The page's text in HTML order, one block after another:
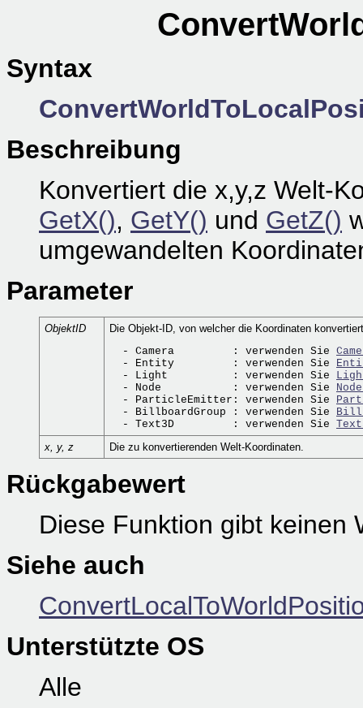
Syntax
Beschreibung
Konvertiert die x,y,z Welt-
GetX(), GetY() und GetZ()
umgewandelten
Parameter
ObjektID
Die Objekt-ID, von welcher die Koordinaten
  - Camera         : verwenden Sie
  - Entity         : verwenden Sie
  - Light          : verwenden Sie
  - Node           : verwenden Sie
  - ParticleEmitter: verwenden Sie
  - BillboardGroup : verwenden Sie
  - Text3D         : verwenden Sie
x, y, z
Die zu konvertierenden Welt-Koordinaten.
Rückgabewert
Diese Funktion gibt keinen
Siehe auch
Unterstützte OS
Alle